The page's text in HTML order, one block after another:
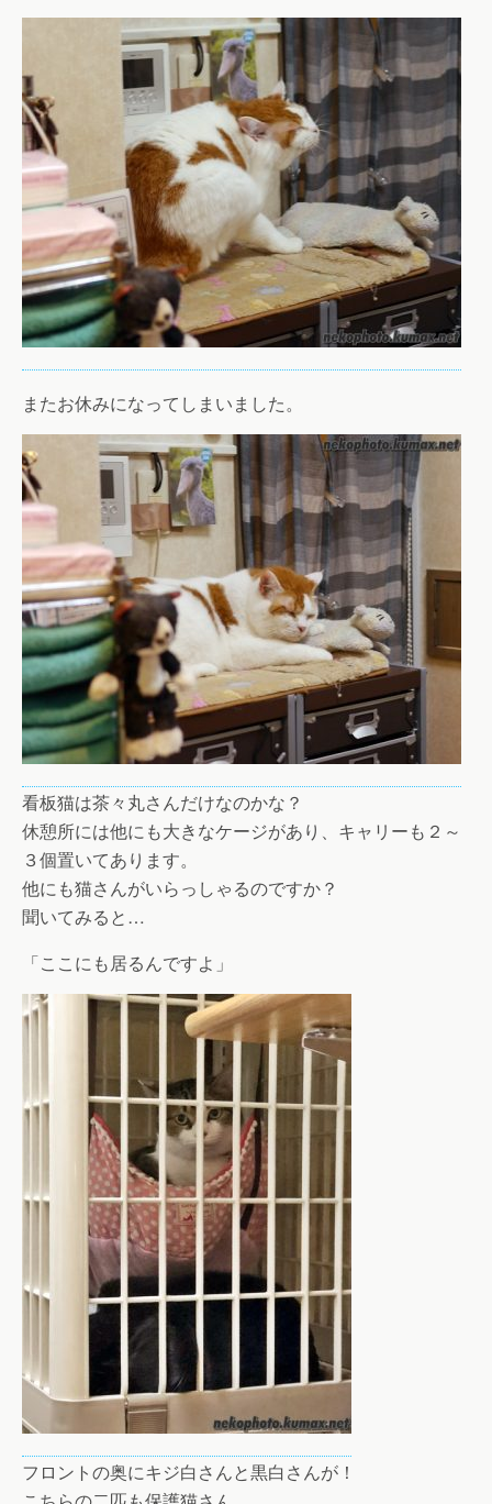
またお休みになってしまいました。
看板猫は茶々丸さんだけなのかな？
休憩所には他にも大きなケージがあり、キャリーも２～
３個置いてあります。
他にも猫さんがいらっしゃるのですか？
聞いてみると…
「ここにも居るんですよ」
フロントの奥にキジ白さんと黒白さんが！